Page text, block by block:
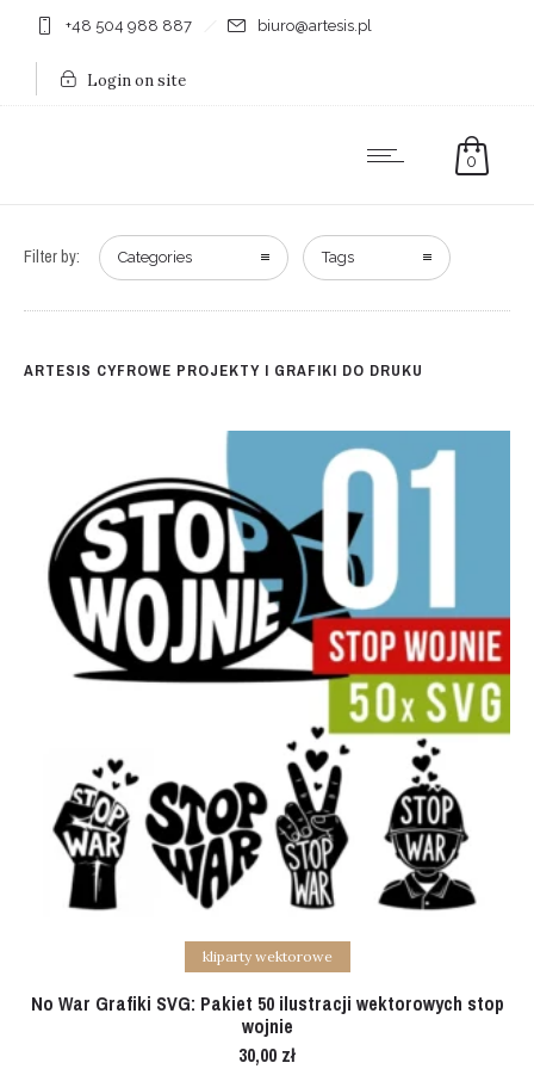
+48 504 988 887 biuro@artesis.pl
Login on site
0
Filter by: Categories Tags
ARTESIS CYFROWE PROJEKTY I GRAFIKI DO DRUKU
Add to cart
kliparty wektorowe
No War Grafiki SVG: Pakiet 50 ilustracji wektorowych stop
wojnie
30,00 zł